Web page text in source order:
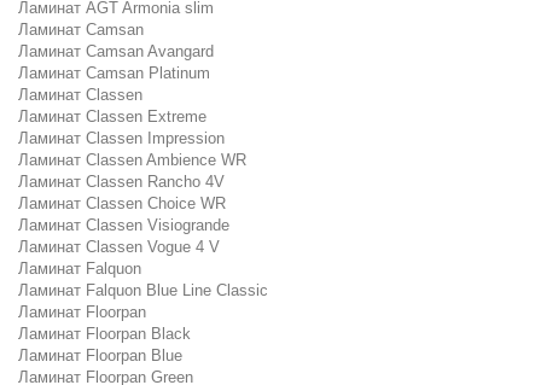
Ламинат AGT Armonia slim
Ламинат Camsan
Ламинат Camsan Avangard
Ламинат Camsan Platinum
Ламинат Classen
Ламинат Classen Extreme
Ламинат Classen Impression
Ламинат Classen Ambience WR
Ламинат Classen Rancho 4V
Ламинат Classen Choice WR
Ламинат Classen Visiogrande
Ламинат Classen Vogue 4 V
Ламинат Falquon
Ламинат Falquon Blue Line Classic
Ламинат Floorpan
Ламинат Floorpan Black
Ламинат Floorpan Blue
Ламинат Floorpan Green